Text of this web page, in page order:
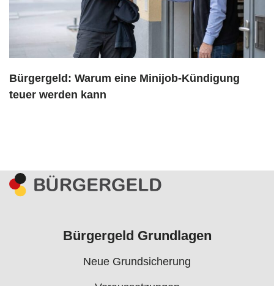
Bürgergeld: Warum eine Minijob-Kündigung
teuer werden kann
Bürgergeld Grundlagen
Neue Grundsicherung